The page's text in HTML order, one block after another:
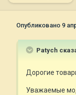
Опубликовано 9
Patych
Дорогие
Уважаемые